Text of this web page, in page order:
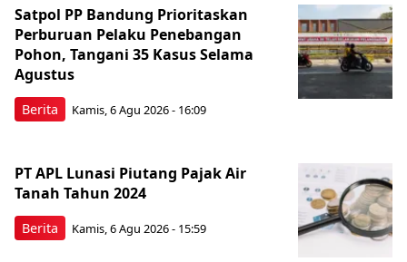
Berita
Satpol PP Bandung Prioritaskan
Perburuan Pelaku Penebangan
Pohon, Tangani 35 Kasus Selama
Agustus
Kamis, 6 Agu 2026 - 16:09
Berita
PT APL Lunasi Piutang Pajak Air
Tanah Tahun 2024
Kamis, 6 Agu 2026 - 15:59